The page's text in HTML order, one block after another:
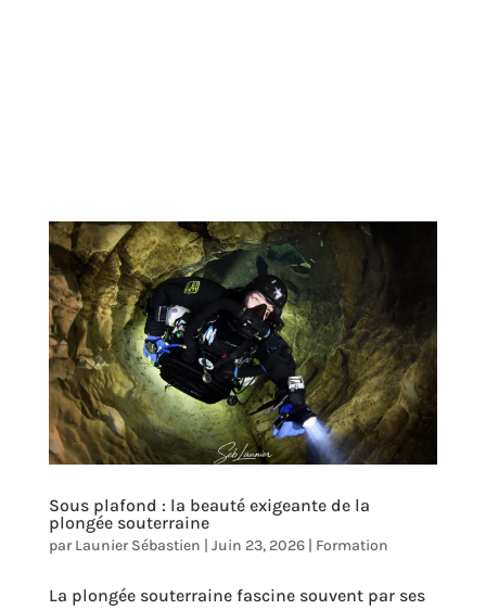
Sous plafond : la beauté exigeante de la
plongée souterraine
par Launier Sébastien | Juin 23, 2026| Formation
La plongée souterraine fascine souvent par ses